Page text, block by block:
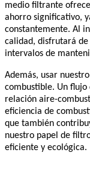
medio filtrante
ahorro significativo,
constantemente. Al
calidad, disfrutará
intervalos de
Además, usar
combustible. Un flujo
relación aire-
eficiencia de
que también
nuestro papel de
eficiente y ecológica.